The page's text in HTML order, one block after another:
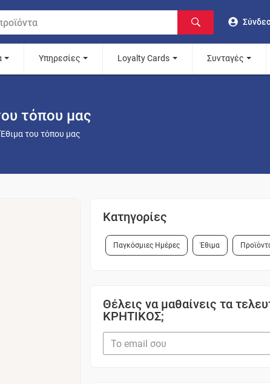
Υπηρεσίες Loyalty Cards Συνταγές
τόπου μας
Έθιμα του τόπου μας
Κατηγορίες
Παγκόσμιες Ημέρες Έθιμα
Θέλεις να μαθαίνεις τα
ΚΡΗΤΙΚΟΣ;